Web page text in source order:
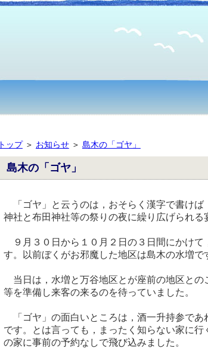
トップ＞ お知らせ＞ 島木の「ゴヤ」
島木の「ゴヤ」
「ゴヤ」と云うのは，おそらく漢字で書けば
神社と布田神社等の祭りの夜に繰り広げられる
９月３０日から１０月２日の３日間にかけて
す。以前ぼくがお邪魔した地区は島木の水増で
当日は，水増と万谷地区とが座前の地区との
等を準備し来客の来るのを待っていました。
「ゴヤ」の面白いところは，酒一升持参であ
です。とは言っても，まったく知らない家に行
の家に事前の予約なしで飛び込みました。